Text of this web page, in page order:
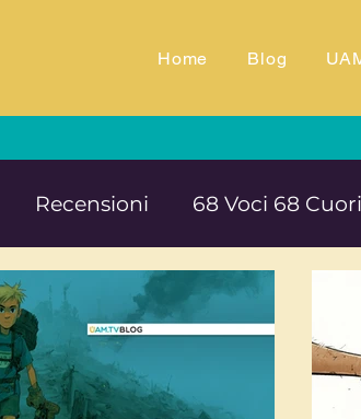
Home Blog
Recensioni 68 Voci 68 Cuori
Ambiente Documentari
sociale Equilibrio e